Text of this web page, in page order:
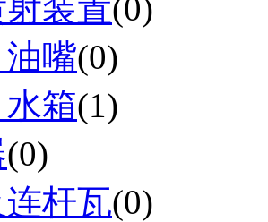
装置(0)
嘴(0)
箱(1)
(0)
杆瓦(0)